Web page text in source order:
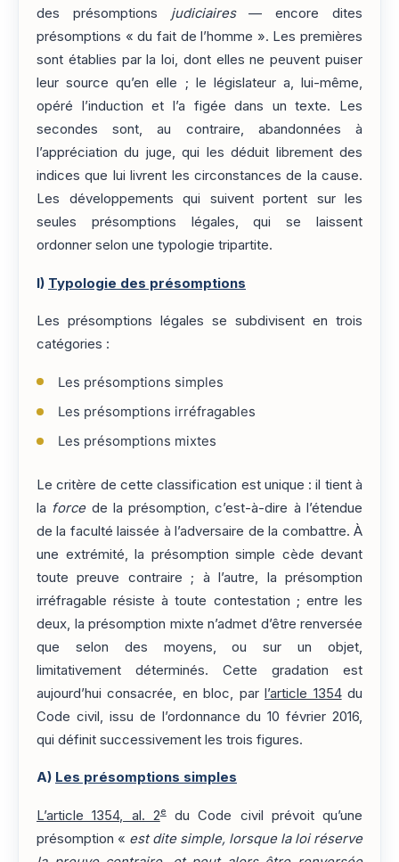
des présomptions judiciaires— encore dites
présomptions « du fait de l’homme ». Les premières
sont établies par la loi, dont elles ne peuvent puiser
leur source qu’en elle ; le législateur a, lui-même,
opéré l’induction et l’a figée dans un texte. Les
secondes sont, au contraire, abandonnées à
l’appréciation du juge, qui les déduit librement des
indices que lui livrent les circonstances de la cause.
Les développements qui suivent portent sur les
seules présomptions légales, qui se laissent
ordonner selon une typologie tripartite.
I) Typologie des présomptions
Les présomptions légales se subdivisent en trois
catégories :
Les présomptions simples
Les présomptions irréfragables
Les présomptions mixtes
Le critère de cette classification est unique : il tient à
la forcede la présomption, c’est-à-dire à l’étendue
de la faculté laissée à l’adversaire de la combattre. À
une extrémité, la présomption simple cède devant
toute preuve contraire ; à l’autre, la présomption
irréfragable résiste à toute contestation ; entre les
deux, la présomption mixte n’admet d’être renversée
que selon des moyens, ou sur un objet,
limitativement déterminés. Cette gradation est
aujourd’hui consacrée, en bloc, parl’article 1354du
Code civil, issu de l’ordonnance du 10 février 2016,
qui définit successivement les trois figures.
A) Les présomptions simples
L’article 1354, al. 2edu Code civil prévoit qu’une
présomption « est dite simple, lorsque la loi réserve